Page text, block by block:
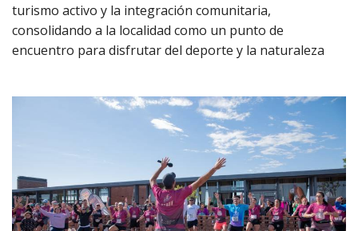
turismo activo y la integración comunitaria,
consolidando a la localidad como un punto de
encuentro para disfrutar del deporte y la naturaleza